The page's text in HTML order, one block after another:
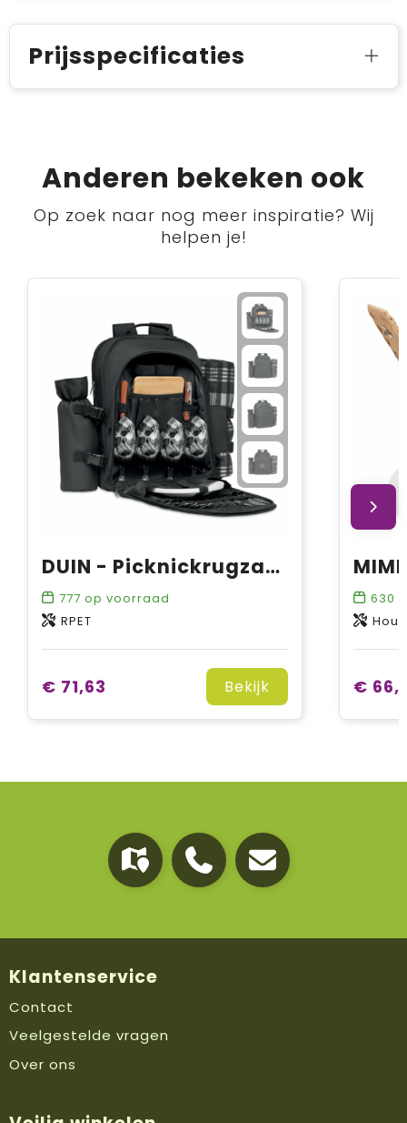
Prijsspecificaties
Anderen bekeken ook
Op zoek naar nog meer inspiratie? Wij
helpen je!
DUIN - Picknickrugzak voor 4 personen
777 op voorraad
RPET
€ 71,63 Bekijk
630
Hout
€
Klantenservice
Contact
Veelgestelde vragen
Over ons